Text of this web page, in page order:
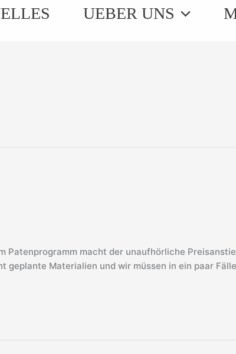
UEBER UNS
macht der unaufhörliche
Materialien und wir müssen in ein paar